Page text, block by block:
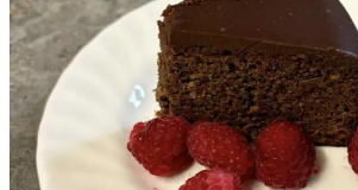
EM
PROTEÍNAS,
ENROLADA
QUEIJO
COTTAGE